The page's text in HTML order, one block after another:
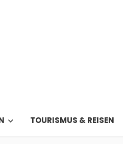
TOURISMUS & REISEN